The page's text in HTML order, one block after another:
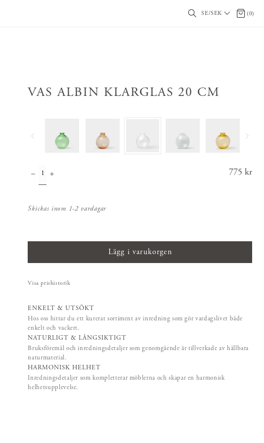
SE/SEK 0 (0)
VAS ALBIN KLARGLAS 20 CM
Pris :
775 kr
Skickas inom 1-2 vardagar
Lägg i varukorgen
Visa prishistorik
ENKELT & UTSÖKT
Hos oss hittar du ett kurerat sortiment av inredning som gör vardagslivet både
enkelt och vackert.
NATURLIGT & LÅNGSIKTIGT
Bruksföremål och inredningsdetaljer som genomgående är tillverkade av hållbara
naturmaterial.
HARMONISK HELHET
Inredningsdetaljer som kompletterar möblerna och skapar en harmonisk
helhetsupplevelse.